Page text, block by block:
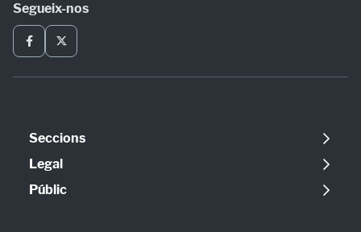
Segueix-nos
Seccions
Política
Opinió
Legal
Avís legal
Públic